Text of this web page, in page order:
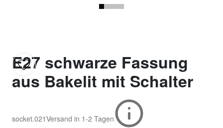
E27 schwarze Fassung
aus Bakelit mit Schalter
socket.021Versand in 1-2 Tagen